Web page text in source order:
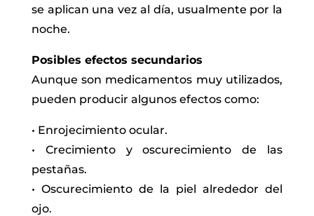
se aplican una vez al día, usualmente por la
noche.
Posibles efectos secundarios
Aunque son medicamentos muy utilizados,
pueden producir algunos efectos como:
• Enrojecimiento ocular.
• Crecimiento y oscurecimiento de las
pestañas.
• Oscurecimiento de la piel alrededor del
ojo.